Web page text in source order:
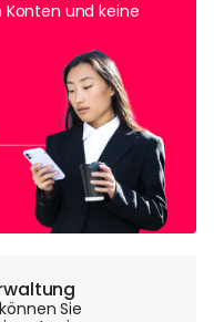
und keine
Sie